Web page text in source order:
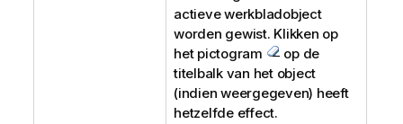
actieve werkbladobject
worden gewist. Klikken op
het pictogram
op de
titelbalk van het object
(indien weergegeven) heeft
hetzelfde effect.